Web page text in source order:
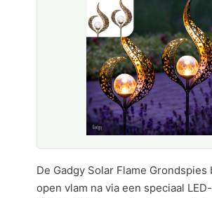
De Gadgy Solar Flame Grondspies
open vlam na via een speciaal